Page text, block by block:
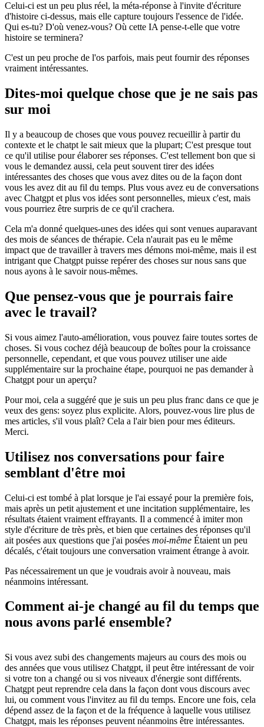
Celui-ci est un peu plus réel, la méta-réponse à l'invite d'écriture
d'histoire ci-dessus, mais elle capture toujours l'essence de l'idée.
Qui es-tu? D'où venez-vous? Où cette IA pense-t-elle que votre
histoire se terminera?
C'est un peu proche de l'os parfois, mais peut fournir des réponses
vraiment intéressantes.
Dites-moi quelque chose que je ne sais pas
sur moi
Il y a beaucoup de choses que vous pouvez recueillir à partir du
contexte et le chatpt le sait mieux que la plupart; C'est presque tout
ce qu'il utilise pour élaborer ses réponses. C'est tellement bon que si
vous le demandez aussi, cela peut souvent tirer des idées
intéressantes des choses que vous avez dites ou de la façon dont
vous les avez dit au fil du temps. Plus vous avez eu de conversations
avec Chatgpt et plus vos idées sont personnelles, mieux c'est, mais
vous pourriez être surpris de ce qu'il crachera.
Cela m'a donné quelques-unes des idées qui sont venues auparavant
des mois de séances de thérapie. Cela n'aurait pas eu le même
impact que de travailler à travers mes démons moi-même, mais il est
intrigant que Chatgpt puisse repérer des choses sur nous sans que
nous ayons à le savoir nous-mêmes.
Que pensez-vous que je pourrais faire
avec le travail?
Si vous aimez l'auto-amélioration, vous pouvez faire toutes sortes de
choses. Si vous cochez déjà beaucoup de boîtes pour la croissance
personnelle, cependant, et que vous pouvez utiliser une aide
supplémentaire sur la prochaine étape, pourquoi ne pas demander à
Chatgpt pour un aperçu?
Pour moi, cela a suggéré que je suis un peu plus franc dans ce que je
veux des gens: soyez plus explicite. Alors, pouvez-vous lire plus de
mes articles, s'il vous plaît? Cela a l'air bien pour mes éditeurs.
Merci.
Utilisez nos conversations pour faire
semblant d'être moi
Celui-ci est tombé à plat lorsque je l'ai essayé pour la première fois,
mais après un petit ajustement et une incitation supplémentaire, les
résultats étaient vraiment effrayants. Il a commencé à imiter mon
style d'écriture de très près, et bien que certaines des réponses qu'il
ait posées aux questions que j'ai posées moi-même Étaient un peu
décalés, c'était toujours une conversation vraiment étrange à avoir.
Pas nécessairement un que je voudrais avoir à nouveau, mais
néanmoins intéressant.
Comment ai-je changé au fil du temps que
nous avons parlé ensemble?
Si vous avez subi des changements majeurs au cours des mois ou
des années que vous utilisez Chatgpt, il peut être intéressant de voir
si votre ton a changé ou si vos niveaux d'énergie sont différents.
Chatgpt peut reprendre cela dans la façon dont vous discours avec
lui, ou comment vous l'invitez au fil du temps. Encore une fois, cela
dépend assez de la façon et de la fréquence à laquelle vous utilisez
Chatgpt, mais les réponses peuvent néanmoins être intéressantes.